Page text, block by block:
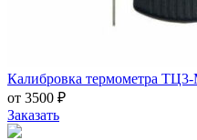
Калибровка термометра
от 3500 ₽
Заказать